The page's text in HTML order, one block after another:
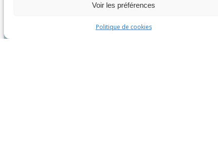
Voir les préférences
Politique de cookies